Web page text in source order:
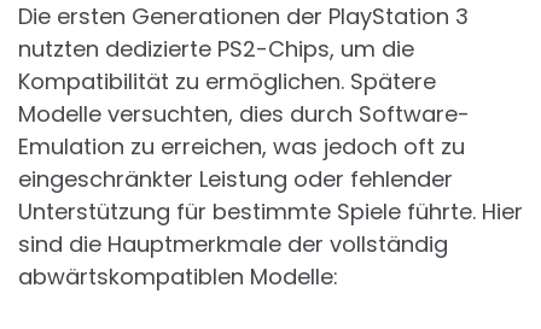
Die ersten Generationen der PlayStation 3
nutzten dedizierte PS2-Chips, um die
Kompatibilität zu ermöglichen. Spätere
Modelle versuchten, dies durch Software-
Emulation zu erreichen, was jedoch oft zu
eingeschränkter Leistung oder fehlender
Unterstützung für bestimmte Spiele führte. Hier
sind die Hauptmerkmale der vollständig
abwärtskompatiblen Modelle: